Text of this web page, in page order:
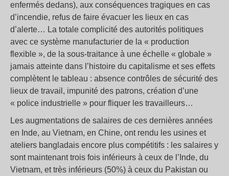
enfermés dedans), aux conséquences tragiques en cas
d’incendie, refus de faire évacuer les lieux en cas
d’alerte… La totale complicité des autorités politiques
avec ce système manufacturier de la « production
flexible », de la sous-traitance à une échelle « globale »
jamais atteinte dans l’histoire du capitalisme et ses effets
complètent le tableau : absence contrôles de sécurité des
lieux de travail, impunité des patrons, création d’une
« police industrielle » pour fliquer les travailleurs…
Les augmentations de salaires de ces dernières années
en Inde, au Vietnam, en Chine, ont rendu les usines et
ateliers bangladais encore plus compétitifs : les salaires y
sont maintenant trois fois inférieurs à ceux de l’Inde, du
Vietnam, et très inférieurs (50%) à ceux du Pakistan ou